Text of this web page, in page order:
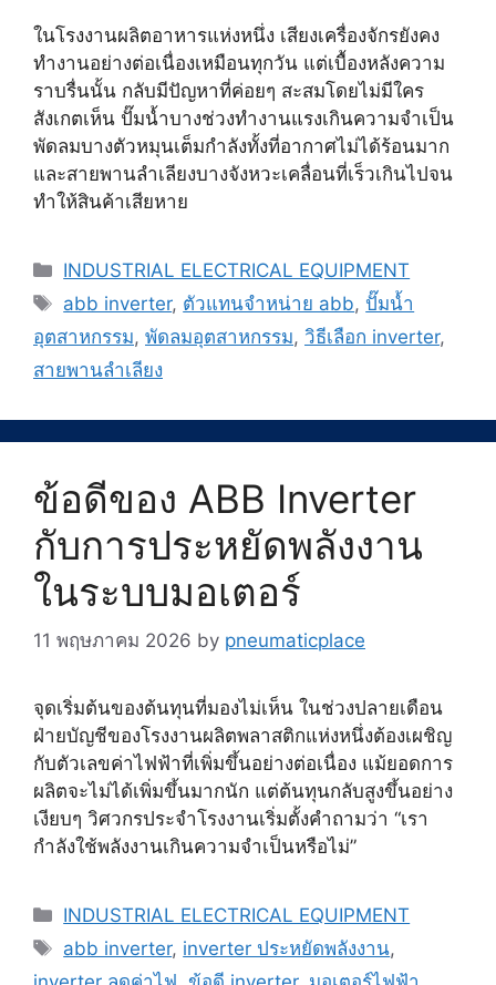
ในโรงงานผลิตอาหารแห่งหนึ่ง เสียงเครื่องจักรยังคง
ทำงานอย่างต่อเนื่องเหมือนทุกวัน แต่เบื้องหลังความ
ราบรื่นนั้น กลับมีปัญหาที่ค่อยๆ สะสมโดยไม่มีใคร
สังเกตเห็น ปั๊มน้ำบางช่วงทำงานแรงเกินความจำเป็น
พัดลมบางตัวหมุนเต็มกำลังทั้งที่อากาศไม่ได้ร้อนมาก
และสายพานลำเลียงบางจังหวะเคลื่อนที่เร็วเกินไปจน
ทำให้สินค้าเสียหาย
Categories
INDUSTRIAL ELECTRICAL EQUIPMENT
Tags
abb inverter, ตัวแทนจำหน่าย abb,ปั๊มน้ำ
อุตสาหกรรม, พัดลมอุตสาหกรรม, วิธีเลือก inverter,
สายพานลำเลียง
ข้อดีของ ABB Inverter
กับการประหยัดพลังงาน
ในระบบมอเตอร์
11 พฤษภาคม 2026 by pneumaticplace
จุดเริ่มต้นของต้นทุนที่มองไม่เห็น ในช่วงปลายเดือน
ฝ่ายบัญชีของโรงงานผลิตพลาสติกแห่งหนึ่งต้องเผชิญ
กับตัวเลขค่าไฟฟ้าที่เพิ่มขึ้นอย่างต่อเนื่อง แม้ยอดการ
ผลิตจะไม่ได้เพิ่มขึ้นมากนัก แต่ต้นทุนกลับสูงขึ้นอย่าง
เงียบๆ วิศวกรประจำโรงงานเริ่มตั้งคำถามว่า “เรา
กำลังใช้พลังงานเกินความจำเป็นหรือไม่”
Categories
INDUSTRIAL ELECTRICAL EQUIPMENT
Tags
abb inverter, inverter ประหยัดพลังงาน,